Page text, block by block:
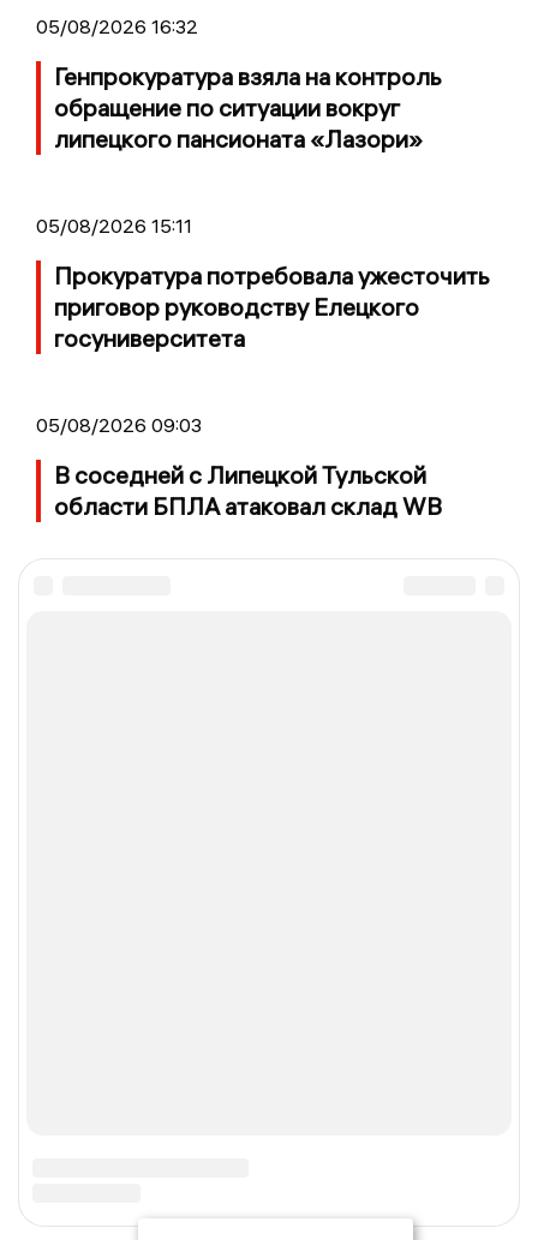
05/08/2026 16:32
Генпрокуратура взяла на контроль
обращение по ситуации вокруг
липецкого пансионата «Лазори»
05/08/2026 15:11
Прокуратура потребовала ужесточить
приговор руководству Елецкого
госуниверситета
05/08/2026 09:03
В соседней с Липецкой Тульской
области БПЛА атаковал склад WB